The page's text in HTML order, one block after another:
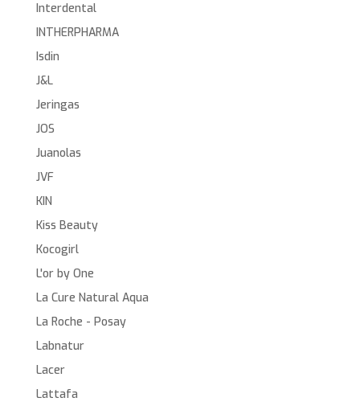
Interdental
INTHERPHARMA
Isdin
J&L
Jeringas
JOS
Juanolas
JVF
KIN
Kiss Beauty
Kocogirl
L'or by One
La Cure Natural Aqua
La Roche - Posay
Labnatur
Lacer
Lattafa